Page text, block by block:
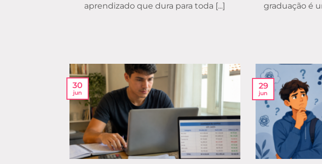
aprendizado que dura para toda [...]
graduação é
30
jun
29
jun